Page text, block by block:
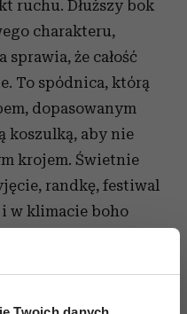
ruchu. Dłuższy bok
charakteru,
że całość
To spódnica, którą
dopasowanym
koszulką, aby nie
krojem. Świetnie
randkę, festiwal
w klimacie boho